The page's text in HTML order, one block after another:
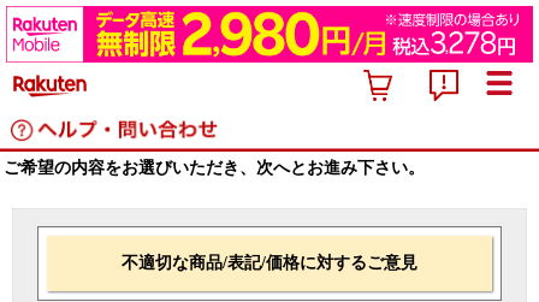
ご希望の内容をお選びいただき、次へとお進み下さい。
不適切な商品/表記/価格に対するご意見